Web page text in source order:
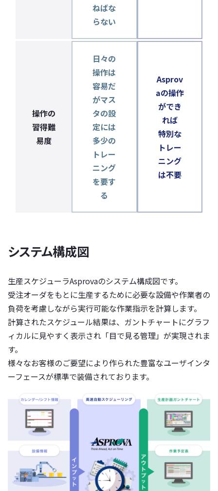
ねばな
らない
操作の
習得難
易度
日々の
操作は
容易だ
がマス
タの設
定には
多少の
トレー
ニング
を要す
る
Asprov
aの操作
ができ
れば
特別な
トレー
ニング
は不要
システム構成図
生産スケジューラAsprovaのシステム構成図です。
受注オーダをもとに生産するために必要な設備や作業者の
負荷を考慮しながら実行可能な作業指示を計算します。
計算されたスケジュール結果は、ガントチャートにグラフ
ィカルに見やすく表示され「目で見る管理」が実現されま
す。
様々なお客様のご要望により作られた豊富なユーザインタ
ーフェースが標準で装備されております。